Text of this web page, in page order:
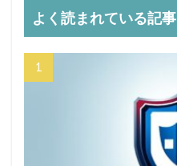
よく読まれている記事